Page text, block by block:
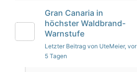
Gran Canaria in
höchster Waldbrand-
Warnstufe
Letzter Beitrag von UteMeier, vor
5 Tagen